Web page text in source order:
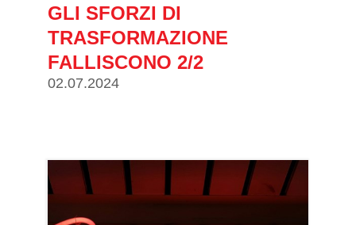
GLI SFORZI DI
TRASFORMAZIONE
FALLISCONO 2/2
02.07.2024